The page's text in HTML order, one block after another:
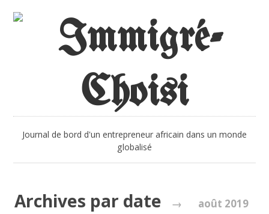
Journal de bord d'un entrepreneur africain dans un monde
globalisé
Archives par date → août 2019